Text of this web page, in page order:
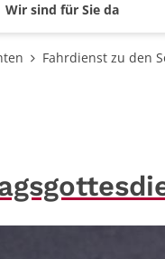
Wir sind für Sie da
Fahrdienst zu den